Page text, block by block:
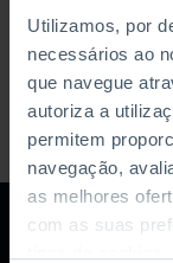
Utilizamos, por
necessários ao
que navegue
autoriza a
permitem
navegação,
as melhores
com as suas